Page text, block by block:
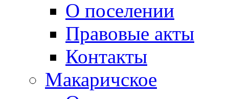
О поселении
Правовые акты
Контакты
Макаричское